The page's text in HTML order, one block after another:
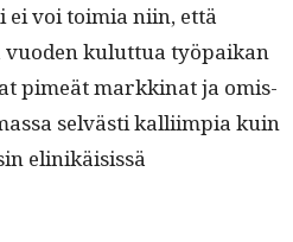
ei voi toimia niin, että
kulut­tua työ­paikan
pimeät markki­nat ja omis­
selvästi kalli­impia kuin
elinikäi­sis­sä